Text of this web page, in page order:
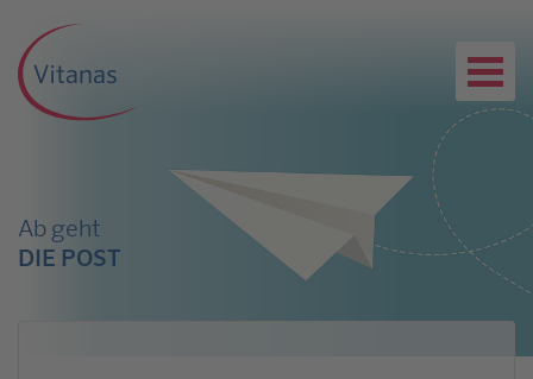
Ab geht
DIE POST